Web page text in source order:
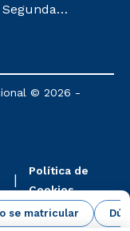
se matricular
será de R$
Ensino
e Metodologia
© 2026 -
Política de
Cookies